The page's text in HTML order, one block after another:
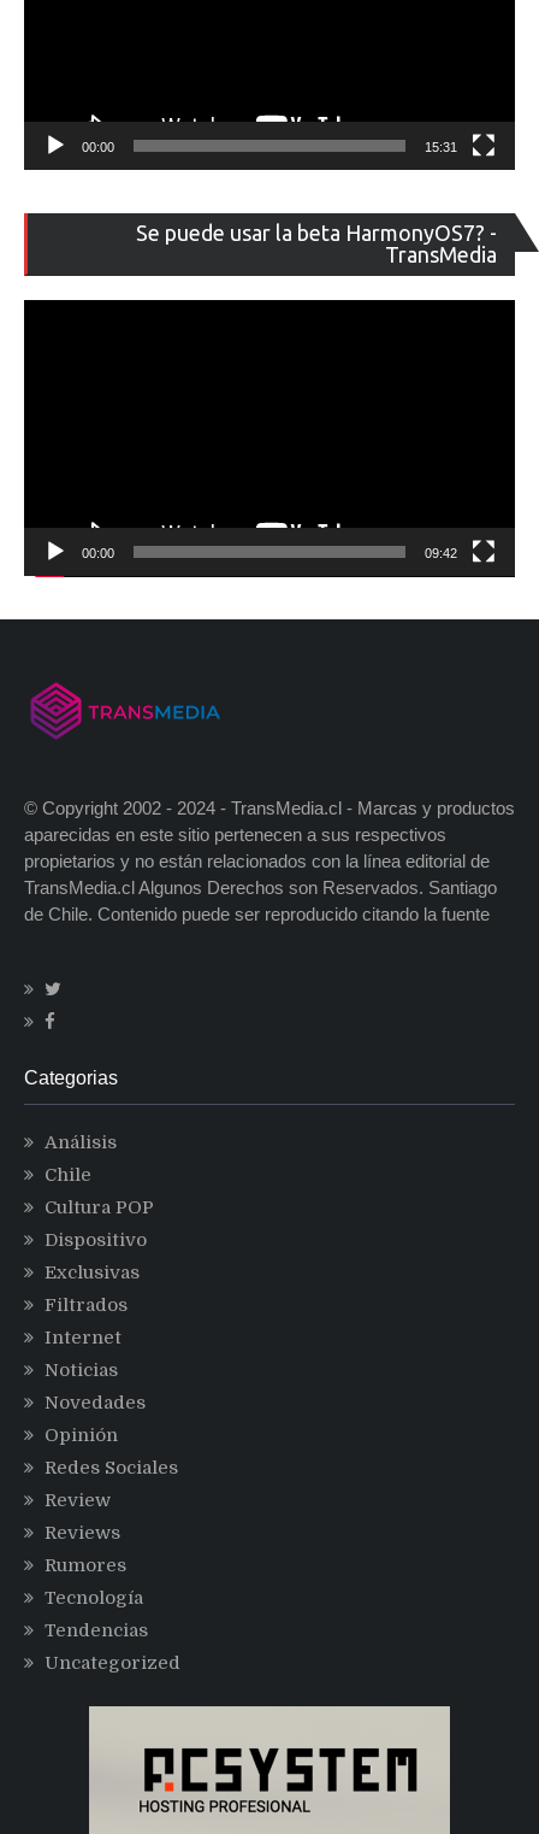
00:00 15:31
Se puede usar la beta HarmonyOS7? -
TransMedia
de
00:00 09:42
© Copyright 2002 - 2024 - TransMedia.cl - Marcas y productos
aparecidas en este sitio pertenecen a sus respectivos
propietarios y no están relacionados con la línea editorial de
TransMedia.cl Algunos Derechos son Reservados. Santiago
de Chile. Contenido puede ser reproducido citando la fuente
Categorias
Análisis
Chile
Cultura POP
Dispositivo
Exclusivas
Filtrados
Internet
Noticias
Novedades
Opinión
Redes Sociales
Review
Reviews
Rumores
Tecnología
Tendencias
Uncategorized